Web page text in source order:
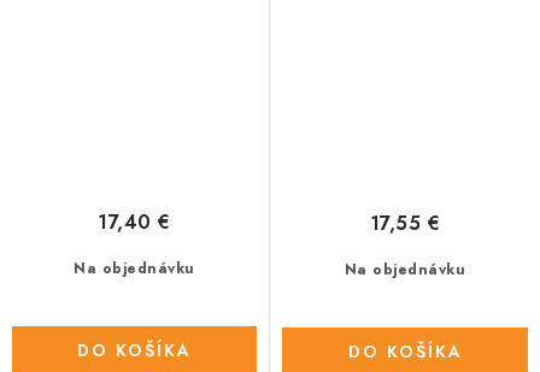
Na objednávku
17,40 €
DO KOŠÍKA
Na objednávku
17,55 €
DO KOŠÍKA